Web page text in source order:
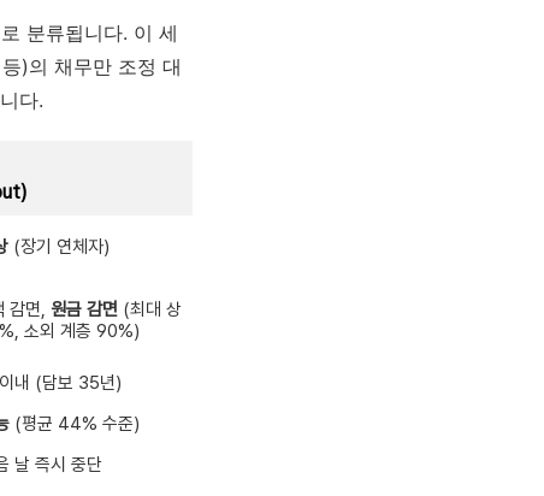
분류됩니다. 이 세
)의 채무만 조정 대
다.
(장기 연체자)
감면, 원금 감면(최대 상
소외 계층 90%)
내 (담보 35년)
(평균 44% 수준)
날 즉시 중단